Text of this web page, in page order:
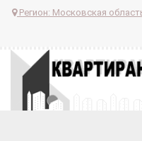
Регион: Московская